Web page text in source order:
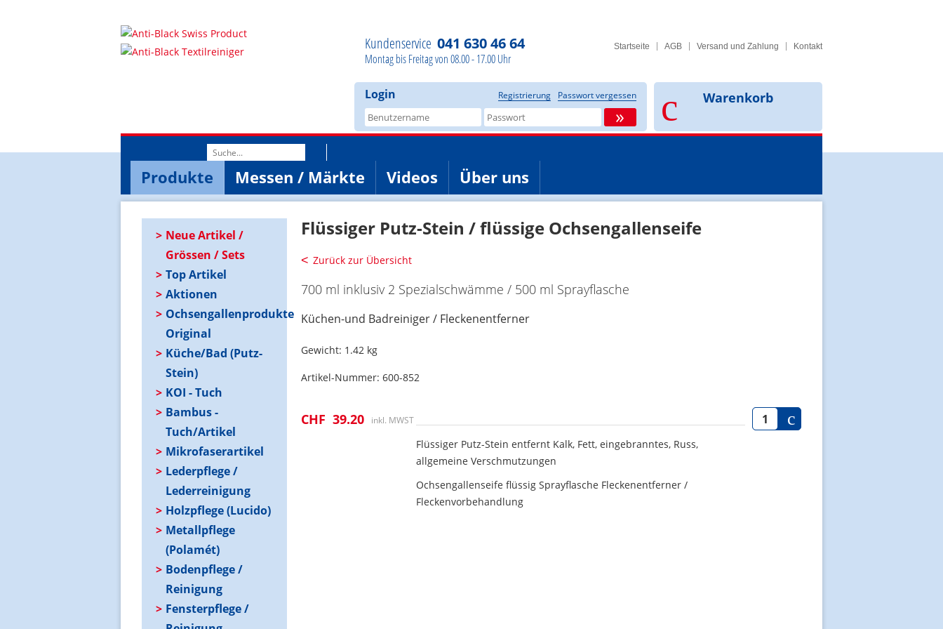
Startseite AGB Versand und Zahlung Kontakt
Kundenservice 041 630 46 64
Montag bis Freitag von 08.00 - 17.00 Uhr
Warenkorb
Login Registrierung Passwort vergessen
»
Suchwort
Produkte Messen / Märkte Videos Über uns
Neue Artikel /
Grössen / Sets
Top Artikel
Aktionen
Ochsengallenprodukte
Original
Küche/Bad (Putz-
Stein)
KOI - Tuch
Bambus -
Tuch/Artikel
Mikrofaserartikel
Lederpflege /
Lederreinigung
Holzpflege (Lucido)
Metallpflege
(Polamét)
Bodenpflege /
Reinigung
Fensterpflege /
Flüssiger Putz-Stein / flüssige Ochsengallenseife
Zurück zur Übersicht
700 ml inklusiv 2 Spezialschwämme / 500 ml Sprayflasche
Küchen-und Badreiniger / Fleckenentferner
Gewicht: 1.42 kg
Artikel-Nummer: 600-852
CHF 39.20 inkl. MWST
Flüssiger Putz-Stein entfernt Kalk, Fett, eingebranntes, Russ,
allgemeine Verschmutzungen
Ochsengallenseife flüssig Sprayflasche Fleckenentferner /
Fleckenvorbehandlung